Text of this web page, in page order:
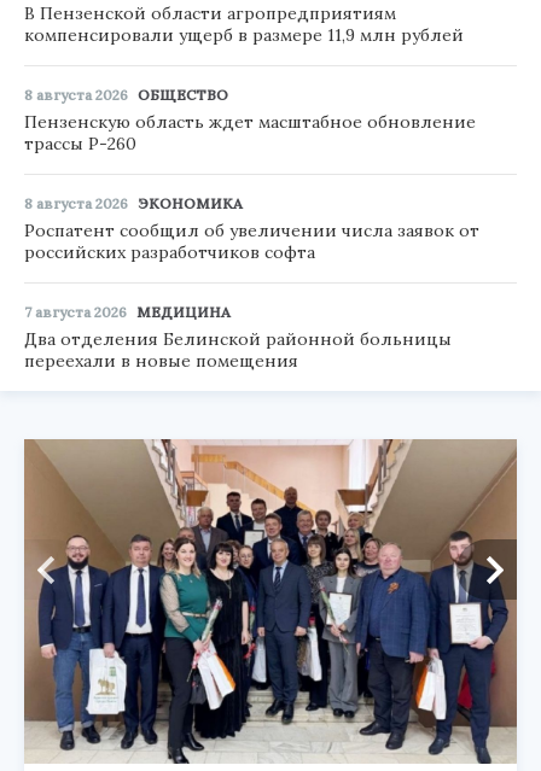
В Пензенской области агропредприятиям
компенсировали ущерб в размере 11,9 млн рублей
8 августа 2026 ОБЩЕСТВО
Пензенскую область ждет масштабное обновление
трассы Р-260
8 августа 2026 ЭКОНОМИКА
Роспатент сообщил об увеличении числа заявок от
российских разработчиков софта
7 августа 2026 МЕДИЦИНА
Два отделения Белинской районной больницы
переехали в новые помещения